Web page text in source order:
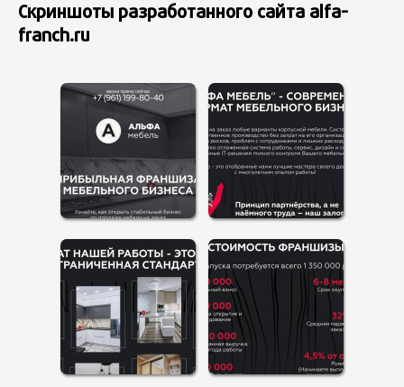
Скриншоты разработанного сайта alfa-
franch.ru